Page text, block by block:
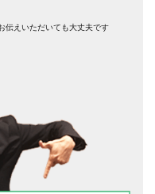
伝えいただいても大丈夫です